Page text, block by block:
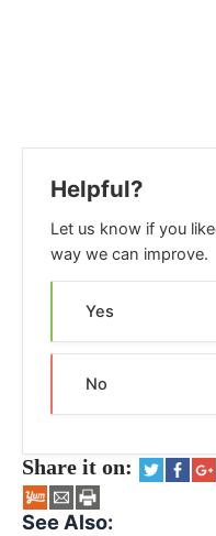
Helpful?
Let us know if you
way we can improve.
Yes
No
Share it on:
See Also: